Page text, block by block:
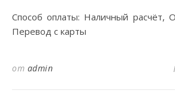
Способ оплаты: Наличный расчёт,
Перевод с карты
от admin